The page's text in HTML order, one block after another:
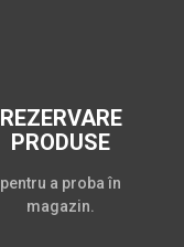
REZERVARE
PRODUSE
pentru a proba în
magazin.